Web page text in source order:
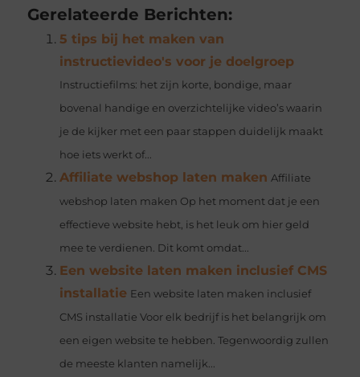
Gerelateerde Berichten:
5 tips bij het maken van
instructievideo's voor je doelgroep
Instructiefilms: het zijn korte, bondige, maar
bovenal handige en overzichtelijke video’s waarin
je de kijker met een paar stappen duidelijk maakt
hoe iets werkt of...
Affiliate webshop laten maken Affiliate
webshop laten maken Op het moment dat je een
effectieve website hebt, is het leuk om hier geld
mee te verdienen. Dit komt omdat...
Een website laten maken inclusief CMS
installatie Een website laten maken inclusief
CMS installatie Voor elk bedrijf is het belangrijk om
een eigen website te hebben. Tegenwoordig zullen
de meeste klanten namelijk...